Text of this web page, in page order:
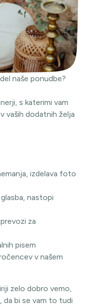
naše ponudbe?
s katerimi vam
vaših dodatnih želja
izdelava foto
nastopi
za
pisem
v našem
zelo dobro vemo,
da bi se vam to tudi